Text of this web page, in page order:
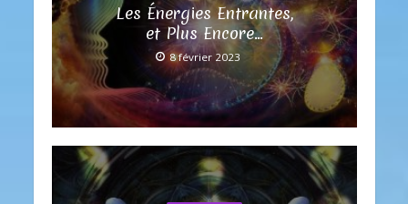
Les Énergies Entrantes,
et Plus Encore…
8 février 2023